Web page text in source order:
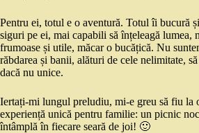
Pentru ei, totul e o aventură. Totul îi bucură
siguri pe ei, mai capabili să înțeleagă
frumoase și utile, măcar o bucățică. Nu
răbdarea și banii, alături de cele nelimitate,
dacă nu unice.
Iertați-mi lungul preludiu, mi-e greu să fiu la
experiență unică pentru familie: un picnic
întâmplă în fiecare seară de joi! 🙂